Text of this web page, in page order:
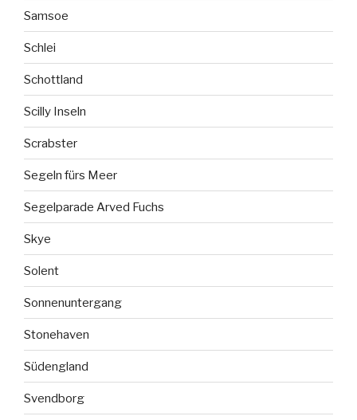
Samsoe
Schlei
Schottland
Scilly Inseln
Scrabster
Segeln fürs Meer
Segelparade Arved Fuchs
Skye
Solent
Sonnenuntergang
Stonehaven
Südengland
Svendborg